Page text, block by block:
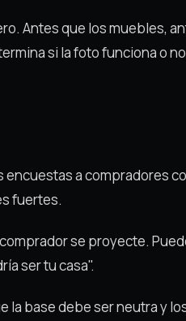
Antes que los muebles,
si la foto funciona o
a
fuertes.
se proyecte.
ser tu casa".
base debe ser neutra y